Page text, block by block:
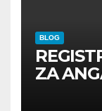
BLOG
ZA